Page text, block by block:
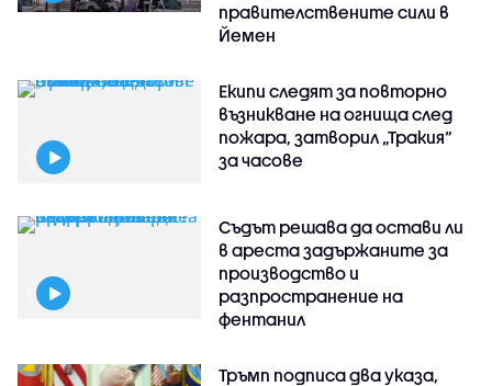
правителствените сили в
Йемен
Екипи следят за повторно
възникване на огнища след
пожара, затворил „Тракия“
за часове
Съдът решава да остави ли
в ареста задържаните за
производство и
разпространение на
фентанил
Тръмп подписа два указа,